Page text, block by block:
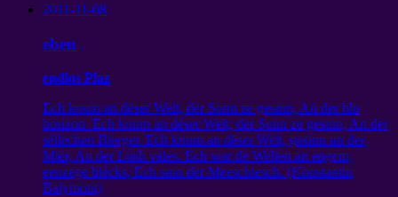
2011-11-08
eben
endlos Plaz
Ech koum an dëser Welt, der Sonn ze gesinn, An der blo
horizon. Ech koum an dëser Welt, der Sonn ze gesinn, An der
sëllechen Bierger. Ech koum an dëser Welt, gesinn un der
Mier, An der Lush vales. Ech war de Welten an engem
eenzege blécks, Ech sinn der Meeschtesch. (Konstantin
Balymont)